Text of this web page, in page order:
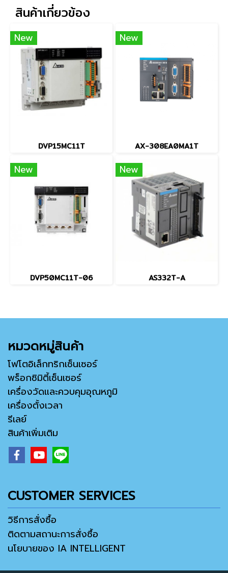
สินค้าเกี่ยวข้อง
New
DVP15MC11T
New
AX-308EA0MA1T
New
DVP50MC11T-06
New
AS332T-A
หมวดหมู่สินค้า
โฟโตอิเล็กทริกเซ็นเซอร์
พร็อกซิมิตี้เซ็นเซอร์
เครื่องวัดและควบคุมอุณหภูมิ
เครื่องตั้งเวลา
รีเลย์
สินค้าเพิ่มเติม
CUSTOMER SERVICES
วิธีการสั่งซื้อ
ติดตามสถานะการสั่งซื้อ
นโยบายของ IA INTELLIGENT